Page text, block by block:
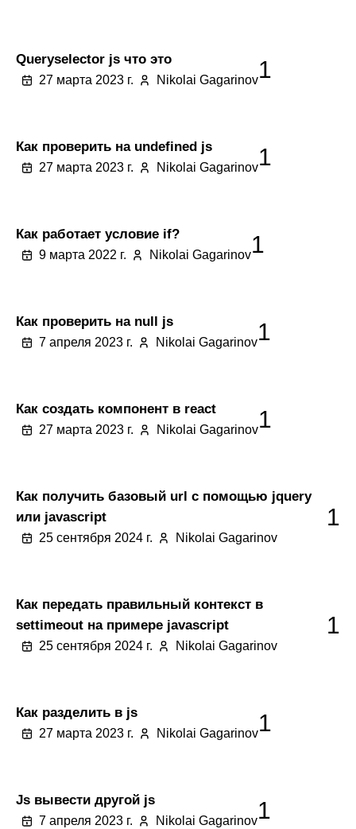
Queryselector js что это
27 марта 2023 г. Nikolai Gagarinov1
Как проверить на undefined js
27 марта 2023 г. Nikolai Gagarinov1
Как работает условие if?
9 марта 2022 г. Nikolai Gagarinov1
Как проверить на null js
7 апреля 2023 г. Nikolai Gagarinov1
Как создать компонент в react
27 марта 2023 г. Nikolai Gagarinov1
Как получить базовый url с помощью jquery
или javascript
25 сентября 2024 г. Nikolai Gagarinov
1
Как передать правильный контекст в
settimeout на примере javascript
25 сентября 2024 г. Nikolai Gagarinov
1
Как разделить в js
27 марта 2023 г. Nikolai Gagarinov1
Js вывести другой js
7 апреля 2023 г. Nikolai Gagarinov1